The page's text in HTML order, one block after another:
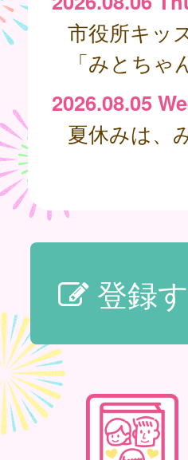
市役所キッ
「みとち
2026.08.05
夏休みは、
登録